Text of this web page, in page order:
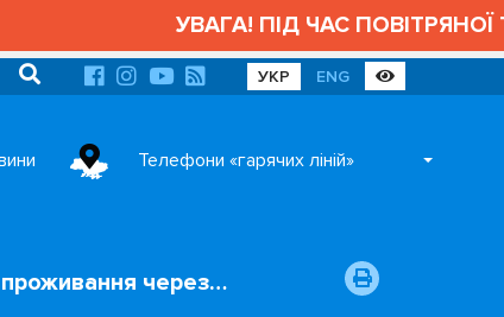
УВАГА! ПІД ЧАС ПОВІТРЯНОЇ
УКР ENG
Телефони «гарячих ліній»
проживання через…